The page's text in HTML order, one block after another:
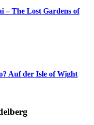
– The Lost Gardens of
Auf der Isle of Wight